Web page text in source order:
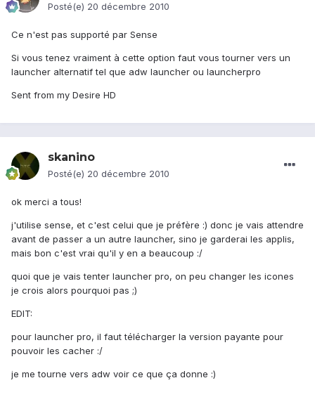
Posté(e) 20 décembre 2010
Ce n'est pas supporté par Sense
Si vous tenez vraiment à cette option faut vous tourner vers un
launcher alternatif tel que adw launcher ou launcherpro
Sent from my Desire HD
skanino
Posté(e) 20 décembre 2010
ok merci a tous!
j'utilise sense, et c'est celui que je préfère :) donc je vais attendre
avant de passer a un autre launcher, sino je garderai les applis,
mais bon c'est vrai qu'il y en a beaucoup :/
quoi que je vais tenter launcher pro, on peu changer les icones
je crois alors pourquoi pas ;)
EDIT:
pour launcher pro, il faut télécharger la version payante pour
pouvoir les cacher :/
je me tourne vers adw voir ce que ça donne :)